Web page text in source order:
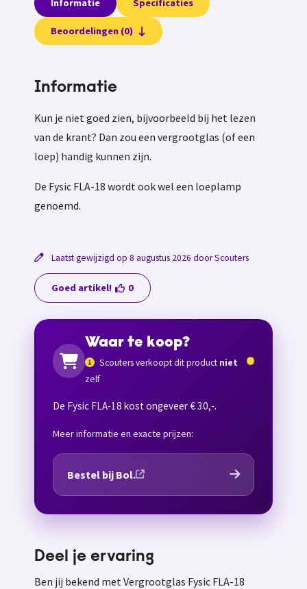
Informatie Specificaties
Beoordelingen (0)
Informatie
Kun je niet goed zien, bijvoorbeeld bij het lezen
van de krant? Dan zou een vergrootglas (of een
loep) handig kunnen zijn.
De Fysic FLA-18 wordt ook wel een loeplamp
genoemd.
Laatst gewijzigd op 8 augustus 2026 door Scouters
Goed artikel! 0
Waar te koop?
Scouters verkoopt dit product niet
zelf
De Fysic FLA-18 kost ongeveer € 30,-.
Meer informatie en exacte prijzen:
Bestel bij Bol.
Deel je ervaring
Ben jij bekend met Vergrootglas Fysic FLA-18